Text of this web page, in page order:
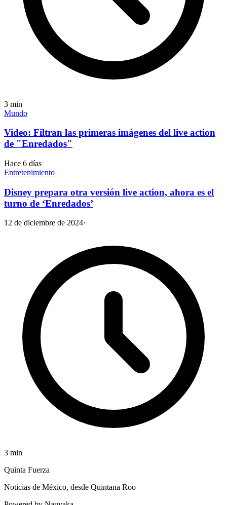
3 min
Mundo
Video: Filtran las primeras imágenes del live action
de "Enredados"
Hace 6 días
Entretenimiento
Disney prepara otra versión live action, ahora es el
turno de ‘Enredados’
12 de diciembre de 2024·
3 min
Quinta Fuerza
Noticias de México, desde Quintana Roo